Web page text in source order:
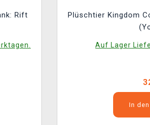
Rift
Plüschtier Kingdom
Auf Lager
In